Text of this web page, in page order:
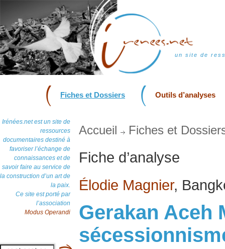
un site de
Fiches et Dossiers Outils d’analyses
Irénées.net est un site de
ressources
documentaires destiné à
favoriser l’échange de
connaissances et de
savoir faire au service de
la construction d’un art de
la paix.
Ce site est porté par
l’association
Modus Operandi
Accueil Fiches et
Fiche d’analyse
Élodie Magnier,
Gerakan Aceh